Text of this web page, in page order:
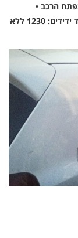
הרכב •
במקרה של נעילת דלת רכב יש ליצור קשר עם מוקד ידידים: 1230 ללא